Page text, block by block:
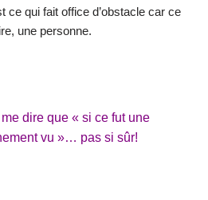
ce qui fait office d’obstacle car ce
une personne.
dire que « si ce fut une
vu »… pas si sûr!